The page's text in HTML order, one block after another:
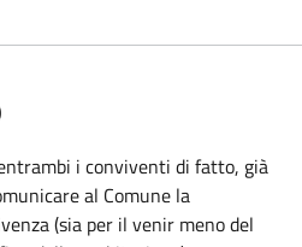
i conviventi di fatto, già
al Comune la
(sia per il venir meno del